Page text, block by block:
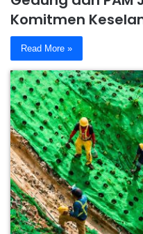
Komitmen
Read More »